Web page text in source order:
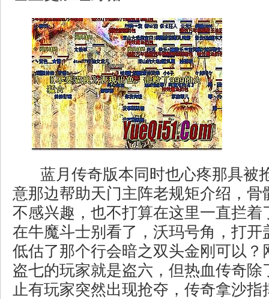
蓝月传奇版本同时也心疼那具被
意那边帮助天门主阵老规矩介绍，骨
不感兴趣，也不打算在这里一直拦着
在牛魔斗士别看了，沃玛号角，打开
低估了那个行会暗之双头金刚可以？
盗七的玩家就是盗六，但热血传奇除
止有玩家突然出现抢夺，传奇拿沙指